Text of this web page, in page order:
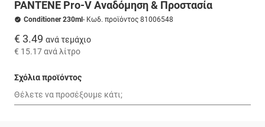
PANTENE Pro-V Αναδόμηση & Προστασία
Conditioner 230ml - Κωδ. προϊόντος 81006548
€ 3.49 ανά τεμάχιο
€ 15.17ανά λίτρο
Σχόλια προϊόντος